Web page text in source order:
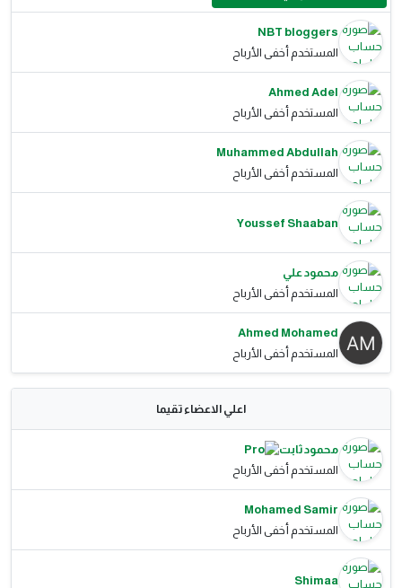
NBT bloggers
المستخدم أخفى الأرباح
Ahmed Adel
المستخدم أخفى الأرباح
Muhammed Abdullah
المستخدم أخفى الأرباح
Youssef Shaaban
محمود علي
المستخدم أخفى الأرباح
Ahmed Mohamed
المستخدم أخفى الأرباح
اعلي الاعضاء تقيما
محمود ثابت
المستخدم أخفى الأرباح
Mohamed Samir
المستخدم أخفى الأرباح
Shimaa